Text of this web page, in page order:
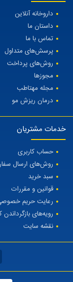
داروخانه آنلاین
داستان ما
تماس با ما
پرسش‌های متداول
روش‌های پرداخت
مجوزها
مجله مهتاطب
درمان ریزش مو
خدمات مشتریان
حساب کاربری
روش‌های ارسال
سبد خرید
قوانین و مقررات
رعایت حریم
رویه‌های بازگرداندن
نقشه سایت